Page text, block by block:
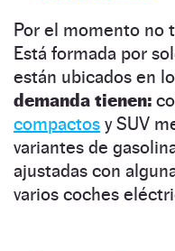
Por el momento no
Está formada por
están ubicados en
demanda tienen:
compactos y SUV
variantes de
ajustadas con
varios coches